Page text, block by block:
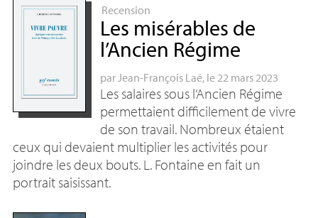
Recension
Les misérables de
l’Ancien Régime
par Jean-François Laé, le 22 mars 2023
Les salaires sous l’Ancien Régime
permettaient difficilement de vivre
de son travail. Nombreux étaient
ceux qui devaient multiplier les activités pour
joindre les deux bouts. L. Fontaine en fait un
portrait saisissant.